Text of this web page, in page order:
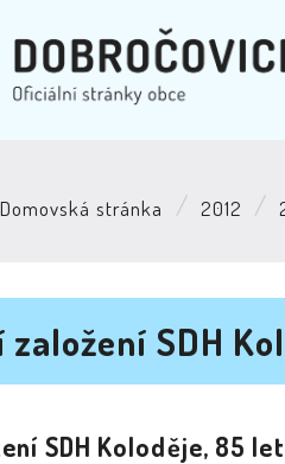
Domovská stránka 2012
SDH
SDH Koloděje, 85 let